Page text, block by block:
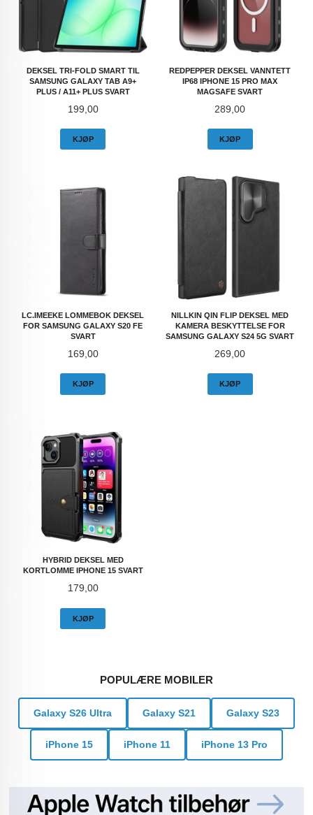
DEKSEL TRI-FOLD SMART TIL
SAMSUNG GALAXY TAB A9+
PLUS / A11+ PLUS SVART
Pris
199,00
KJØP
REDPEPPER DEKSEL VANNTETT
IP68 IPHONE 15 PRO MAX
MAGSAFE SVART
Pris
289,00
KJØP
LC.IMEEKE LOMMEBOK DEKSEL
FOR SAMSUNG GALAXY S20 FE
SVART
Pris
169,00
KJØP
NILLKIN QIN FLIP DEKSEL MED
KAMERA BESKYTTELSE FOR
SAMSUNG GALAXY S24 5G SVART
Pris
269,00
KJØP
HYBRID DEKSEL MED
KORTLOMME IPHONE 15 SVART
Pris
179,00
KJØP
POPULÆRE MOBILER
Galaxy S26 Ultra Galaxy S21 Galaxy S23
iPhone 15 iPhone 11 iPhone 13 Pro